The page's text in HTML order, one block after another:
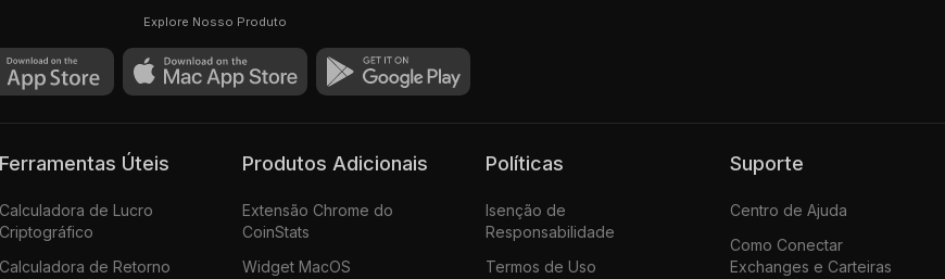
Explore Nosso Produto
Ferramentas Úteis
Calculadora de Lucro
Criptográfico
Calculadora de Retorno
Produtos Adicionais
Extensão Chrome do
CoinStats
Widget MacOS
Políticas
Isenção de
Responsabilidade
Termos de Uso
Suporte
Centro de Ajuda
Como Conectar
Exchanges e Carteiras